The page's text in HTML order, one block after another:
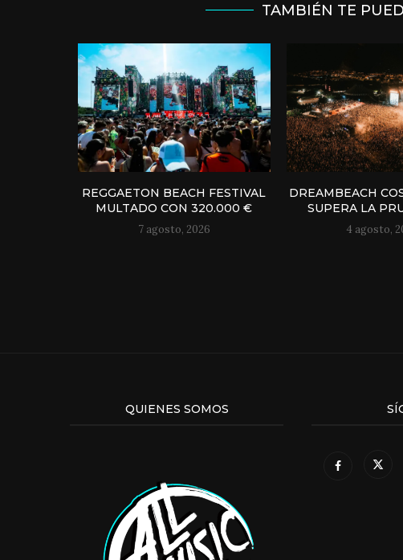
TAMBIÉN TE
REGGAETON BEACH FESTIVAL
MULTADO CON 320.000 €
7 agosto, 2026
DREAMBEACH
SUPERA LA
4 agosto,
QUIENES SOMOS